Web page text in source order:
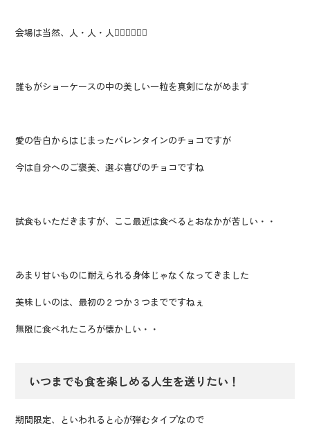
会場は当然、人・人・人😵‍💫😵‍💫😵‍💫
誰もがショーケースの中の美しい一粒を真剣にながめます
愛の告白からはじまったバレンタインのチョコですが
今は自分へのご褒美、選ぶ喜びのチョコですね
試食もいただきますが、ここ最近は食べるとおなかが苦しい・・
あまり甘いものに耐えられる身体じゃなくなってきました
美味しいのは、最初の２つか３つまでですねぇ
無限に食べれたころが懐かしい・・
いつまでも食を楽しめる人生を送りたい！
期間限定、といわれると心が弾むタイプなので